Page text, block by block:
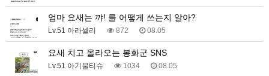
엄마 요새는 꺄! 를 어떻게 쓰는지 알아?
Lv.51 아라셀리 872 08.05
요새 치고 올라오는 봉화군 SNS
Lv.51 아기물티슈 1034 08.05